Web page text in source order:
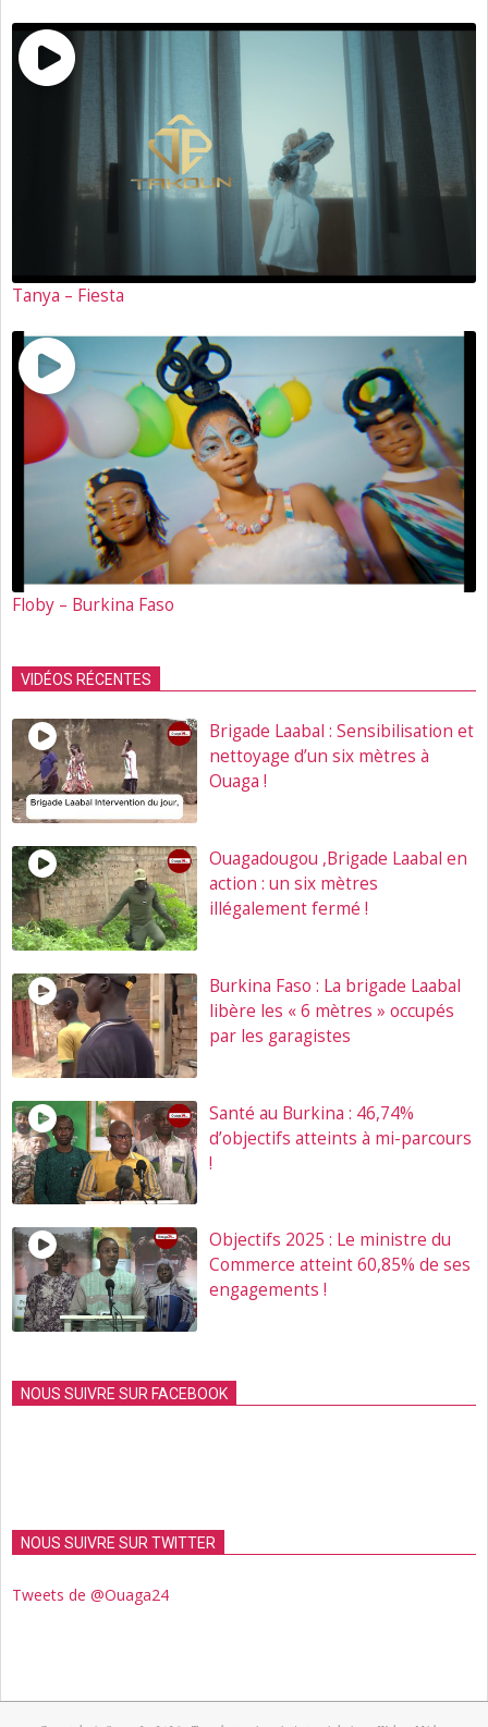
Tanya – Fiesta
Floby – Burkina Faso
VIDÉOS RÉCENTES
Brigade Laabal : Sensibilisation et
nettoyage d’un six mètres à
Ouaga !
Ouagadougou ,Brigade Laabal en
action : un six mètres
illégalement fermé !
Burkina Faso : La brigade Laabal
libère les « 6 mètres » occupés
par les garagistes
Santé au Burkina : 46,74%
d’objectifs atteints à mi-parcours
!
Objectifs 2025 : Le ministre du
Commerce atteint 60,85% de ses
engagements !
NOUS SUIVRE SUR FACEBOOK
NOUS SUIVRE SUR TWITTER
Tweets de @Ouaga24